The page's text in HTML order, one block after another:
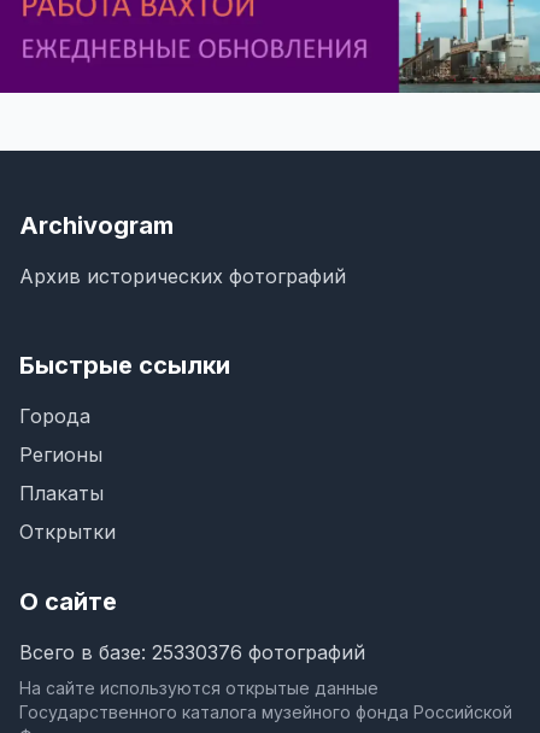
Archivogram
Архив исторических фотографий
Быстрые ссылки
Города
Регионы
Плакаты
Открытки
О сайте
Всего в базе: 25330376 фотографий
На сайте используются открытые данные
Государственного каталога музейного фонда Российской